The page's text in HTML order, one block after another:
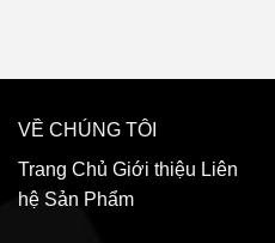
VỀ CHÚNG TÔI
Trang Chủ Giới thiệu Liên
hệ Sản Phẩm